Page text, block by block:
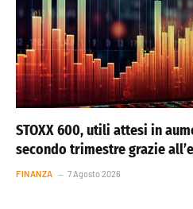
STOXX 600, utili attesi in
secondo trimestre grazie
FINANZA 7 Agosto 2026